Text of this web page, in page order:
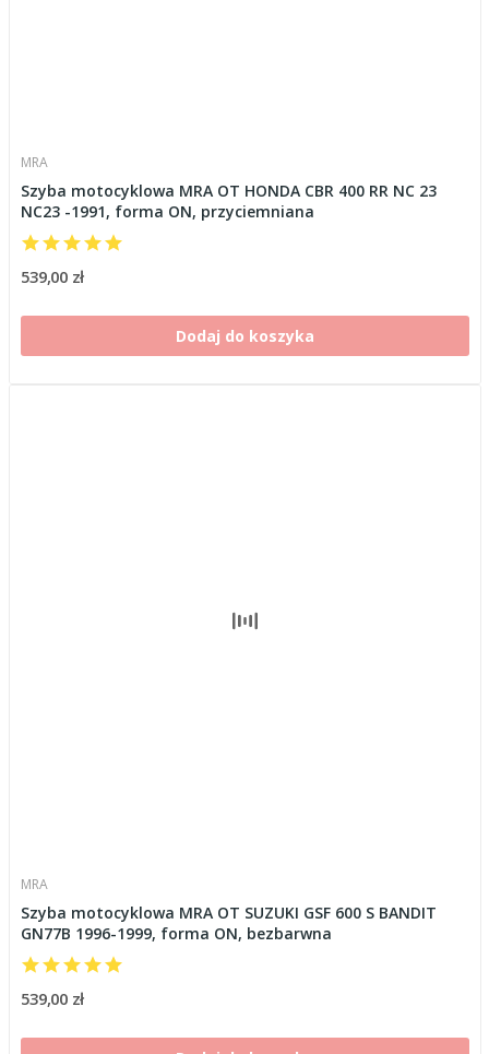
MRA
Szyba motocyklowa MRA OT HONDA CBR 400 RR NC 23
NC23 -1991, forma ON, przyciemniana
539,00 zł
Dodaj do koszyka
MRA
Szyba motocyklowa MRA OT SUZUKI GSF 600 S BANDIT
GN77B 1996-1999, forma ON, bezbarwna
539,00 zł